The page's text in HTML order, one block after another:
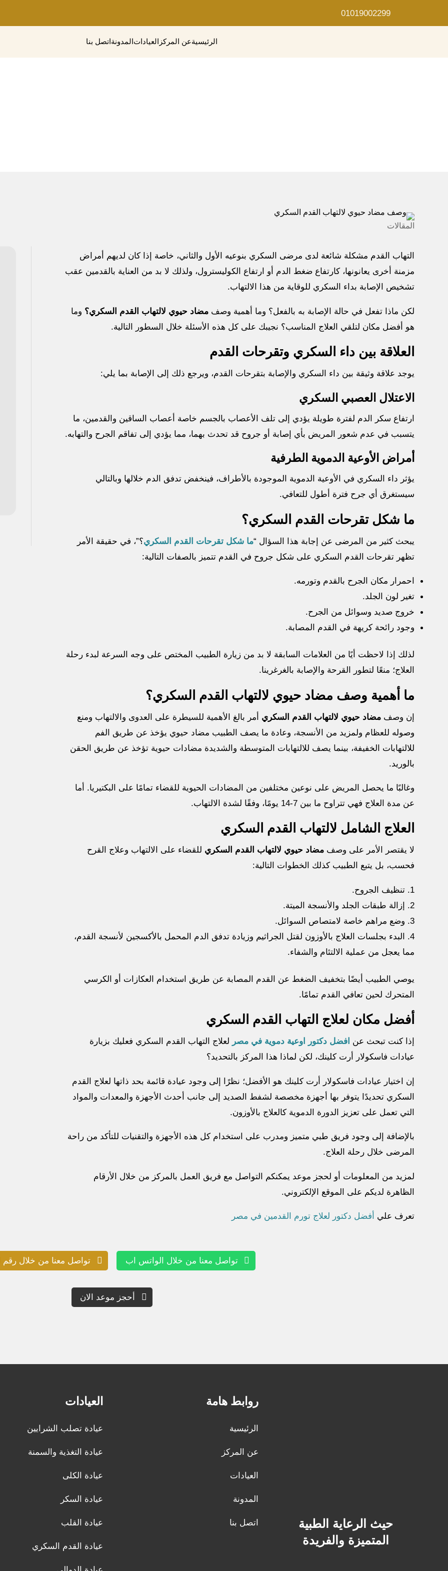
01019002299
الرئيسيةعن المركز العيادات المدونة اتصل بنا
المقالات
التهاب القدم مشكلة شائعة لدى مرضى السكري بنوعيه الأول والثاني، خاصة إذا كان لديهم أمراض
مزمنة أخرى يعانونها، كارتفاع ضغط الدم أو ارتفاع الكوليسترول، ولذلك لا بد من العناية بالقدمين عقب
تشخيص الإصابة بداء السكري للوقاية من هذا الالتهاب.
لكن ماذا تفعل في حالة الإصابة به بالفعل؟ وما أهمية وصفمضاد حيوي لالتهاب القدم السكري؟ وما
هو أفضل مكان لتلقي العلاج المناسب؟ نجيبك على كل هذه الأسئلة خلال السطور التالية.
العلاقة بين داء السكري وتقرحات القدم
يوجد علاقة وثيقة بين داء السكري والإصابة بتقرحات القدم، ويرجع ذلك إلى الإصابة بما يلي:
الاعتلال العصبي السكري
ارتفاع سكر الدم لفترة طويلة يؤدي إلى تلف الأعصاب بالجسم خاصة أعصاب الساقين والقدمين، ما
يتسبب في عدم شعور المريض بأي إصابة أو جروح قد تحدث بهما، مما يؤدي إلى تفاقم الجرح والتهابه.
أمراض الأوعية الدموية الطرفية
يؤثر داء السكري في الأوعية الدموية الموجودة بالأطراف، فينخفض تدفق الدم خلالها وبالتالي
سيستغرق أي جرح فترة أطول للتعافي.
ما شكل تقرحات القدم السكري؟
يبحث كثير من المرضى عن إجابة هذا السؤال “ما شكل تقرحات القدم السكري؟”، في حقيقة الأمر
تظهر تقرحات القدم السكري على شكل جروح في القدم تتميز بالصفات التالية:
احمرار مكان الجرح بالقدم وتورمه.
تغير لون الجلد.
خروج صديد وسوائل من الجرح.
وجود رائحة كريهة في القدم المصابة.
لذلك إذا لاحظت أيًا من العلامات السابقة لا بد من زيارة الطبيب المختص على وجه السرعة لبدء رحلة
العلاج؛ منعًا لتطور القرحة والإصابة بالغرغرينا.
ما أهمية وصف مضاد حيوي لالتهاب القدم السكري؟
إن وصف مضاد حيوي لالتهاب القدم السكري أمر بالغ الأهمية للسيطرة على العدوى والالتهاب ومنع
وصوله للعظام ولمزيد من الأنسجة، وعادة ما يصف الطبيب مضاد حيوي يؤخذ عن طريق الفم
للالتهابات الخفيفة، بينما يصف للالتهابات المتوسطة والشديدة مضادات حيوية تؤخذ عن طريق الحقن
بالوريد.
وغالبًا ما يحصل المريض على نوعين مختلفين من المضادات الحيوية للقضاء تمامًا على البكتيريا. أما
عن مدة العلاج فهي تتراوح ما بين 7-14 يومًا، وفقًا لشدة الالتهاب.
العلاج الشامل لالتهاب القدم السكري
لا يقتصر الأمر على وصف مضاد حيوي لالتهاب القدم السكري للقضاء على الالتهاب وعلاج القرح
فحسب، بل يتبع الطبيب كذلك الخطوات التالية:
تنظيف الجروح.
إزالة طبقات الجلد والأنسجة الميتة.
وضع مراهم خاصة لامتصاص السوائل.
البدء بجلسات العلاج بالأوزون لقتل الجراثيم وزيادة تدفق الدم المحمل بالأكسجين لأنسجة القدم،
مما يعجل من عملية الالتئام والشفاء.
يوصي الطبيب أيضًا بتخفيف الضغط عن القدم المصابة عن طريق استخدام العكازات أو الكرسي
المتحرك لحين تعافي القدم تمامًا.
أفضل مكان لعلاج التهاب القدم السكري
إذا كنت تبحث عن افضل دكتور اوعية دموية في مصر لعلاج التهاب القدم السكري فعليك بزيارة
عيادات فاسكولار أرت كلينك، لكن لماذا هذا المركز بالتحديد؟
إن اختيار عيادات فاسكولار أرت كلينك هو الأفضل؛ نظرًا إلى وجود عيادة قائمة بحد ذاتها لعلاج القدم
السكري تحديدًا يتوفر بها أجهزة مخصصة لشفط الصديد إلى جانب أحدث الأجهزة والمعدات والمواد
التي تعمل على تعزيز الدورة الدموية كالعلاج بالأوزون.
بالإضافة إلى وجود فريق طبي متميز ومدرب على استخدام كل هذه الأجهزة والتقنيات للتأكد من راحة
المرضى خلال رحلة العلاج.
لمزيد من المعلومات أو لحجز موعد يمكنكم التواصل مع فريق العمل بالمركز من خلال الأرقام
الظاهرة لديكم على الموقع الإلكتروني.
تعرف علي أفضل دكتور لعلاج تورم القدمين في مصر
تواصل معنا من خلال الواتس اب تواصل معنا من خلال رقم
أحجز موعد الان
العيادات
عيادة تصلب الشرايين
عيادة التغذية والسمنة
عيادة الكلى
عيادة السكر
عيادة القلب
عيادة القدم السكري
روابط هامة
الرئيسية
عن المركز
العيادات
المدونة
اتصل بنا
حيث الرعاية الطبية
المتميزة والفريدة